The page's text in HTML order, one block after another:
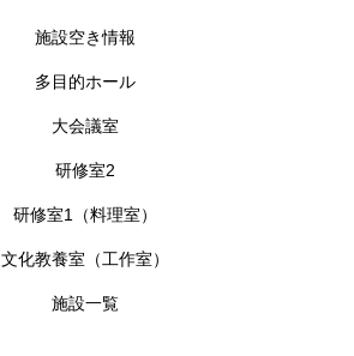
施設空き情報
多目的ホール
大会議室
研修室2
研修室1（料理室）
文化教養室（工作室）
施設一覧